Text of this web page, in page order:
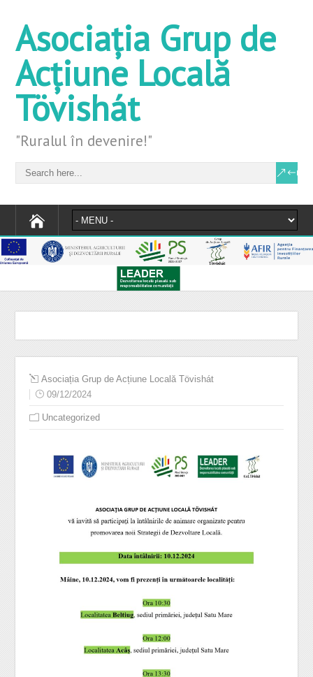
Asociația Grup de
Acțiune Locală
Tövishát
"Ruralul în devenire!"
Asociația Grup de Acțiune Locală Tövishát
09/12/2024
Uncategorized